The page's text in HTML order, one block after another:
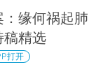
缘何祸起肺
稿精选
打开